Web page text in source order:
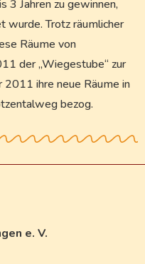
3 Jahren zu gewinnen,
Trotz räumlicher
Räume von
der „Wiegestube“ zur
ihre neue Räume in
bezog.
e. V.